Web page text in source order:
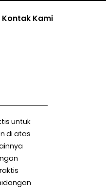
Kontak Kami
untuk
di atas